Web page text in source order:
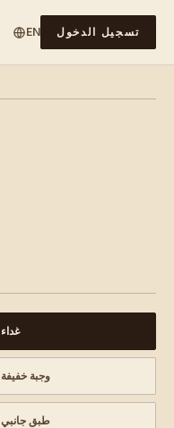
EN تسجيل الدخول
غداء
وجبة خفيفة
طبق جانبي